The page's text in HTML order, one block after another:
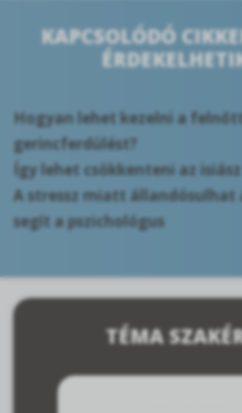
KAPCSOLÓDÓ
Hogyan lehet kezelni a
gerincferdülést?
Így lehet csökkenteni az
A stressz miatt állandósulhat
segít a pszichológus
TÉMA